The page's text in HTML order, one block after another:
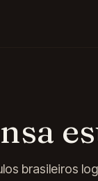
brasileiros